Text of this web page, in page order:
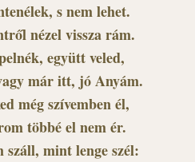
s nem lehet.
nézel vissza rám.
együtt veled,
már itt, jó Anyám.
még szívemben él,
többé el nem ér.
száll, mint lenge szél: